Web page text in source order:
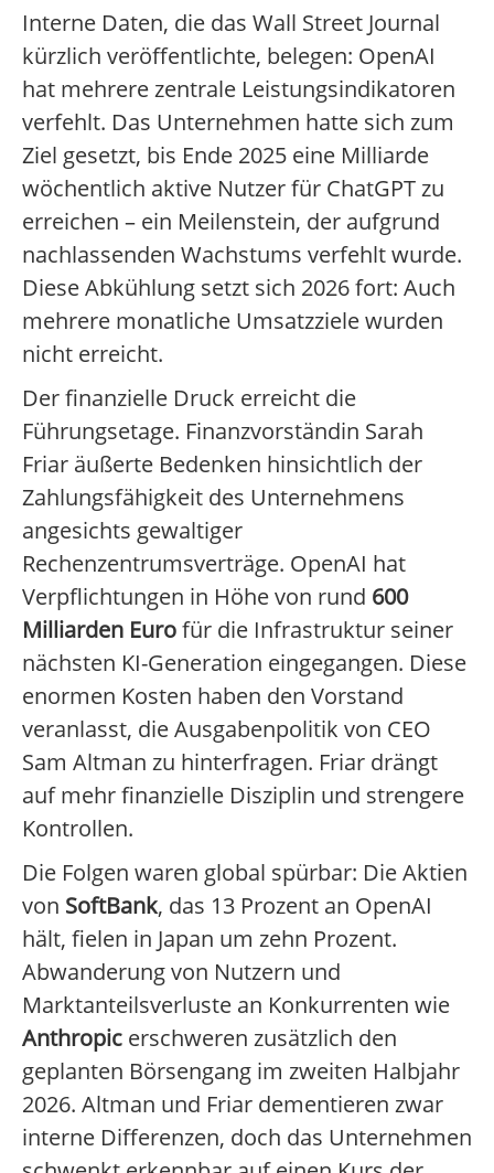
Interne Daten, die das Wall Street Journal
kürzlich veröffentlichte, belegen: OpenAI
hat mehrere zentrale Leistungsindikatoren
verfehlt. Das Unternehmen hatte sich zum
Ziel gesetzt, bis Ende 2025 eine Milliarde
wöchentlich aktive Nutzer für ChatGPT zu
erreichen – ein Meilenstein, der aufgrund
nachlassenden Wachstums verfehlt wurde.
Diese Abkühlung setzt sich 2026 fort: Auch
mehrere monatliche Umsatzziele wurden
nicht erreicht.
Der finanzielle Druck erreicht die
Führungsetage. Finanzvorständin Sarah
Friar äußerte Bedenken hinsichtlich der
Zahlungsfähigkeit des Unternehmens
angesichts gewaltiger
Rechenzentrumsverträge. OpenAI hat
Verpflichtungen in Höhe von rund 600
Milliarden Eurofür die Infrastruktur seiner
nächsten KI-Generation eingegangen. Diese
enormen Kosten haben den Vorstand
veranlasst, die Ausgabenpolitik von CEO
Sam Altman zu hinterfragen. Friar drängt
auf mehr finanzielle Disziplin und strengere
Kontrollen.
Die Folgen waren global spürbar: Die Aktien
von SoftBank, das 13 Prozent an OpenAI
hält, fielen in Japan um zehn Prozent.
Abwanderung von Nutzern und
Marktanteilsverluste an Konkurrenten wie
Anthropic erschweren zusätzlich den
geplanten Börsengang im zweiten Halbjahr
2026. Altman und Friar dementieren zwar
interne Differenzen, doch das Unternehmen